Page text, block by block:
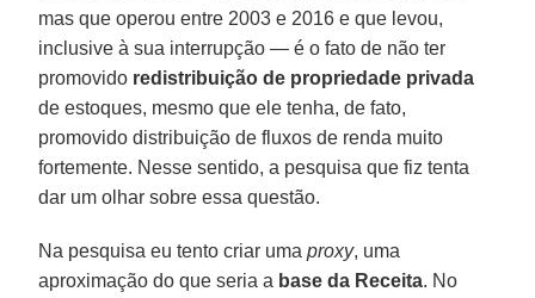
mas que operou entre 2003 e 2016 e que levou,
inclusive à sua interrupção — é o fato de não ter
promovido redistribuição de propriedade privada
de estoques, mesmo que ele tenha, de fato,
promovido distribuição de fluxos de renda muito
fortemente. Nesse sentido, a pesquisa que fiz tenta
dar um olhar sobre essa questão.
Na pesquisa eu tento criar umaproxy, uma
aproximação do que seria a base da Receita. No